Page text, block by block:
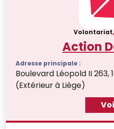
Volontariat,
Action
Adresse principale :
Boulevard Léopold II 263,
(Extérieur à Liège)